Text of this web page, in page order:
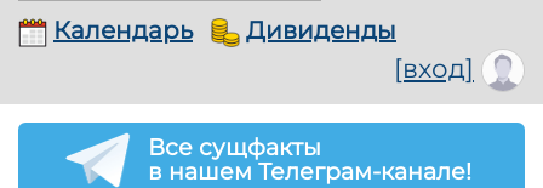
Календарь Дивиденды
[вход]
Все сущфакты
в нашем Телеграм-канале!